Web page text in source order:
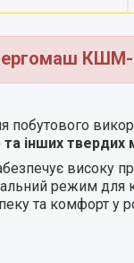
КШМ-
побутового
інших твердих
високу
режим для
та комфорт у